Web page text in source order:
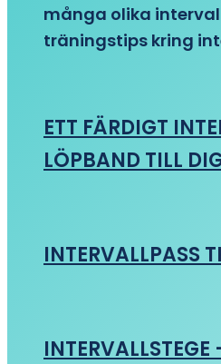
många olika
träningstips kring
ETT FÄRDIGT
LÖPBAND TILL
INTERVALLPASS